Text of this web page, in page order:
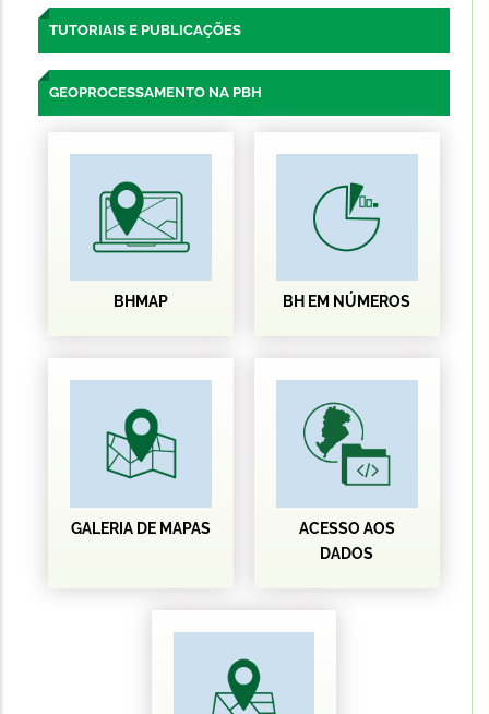
TUTORIAIS E PUBLICAÇÕES
GEOPROCESSAMENTO NA PBH
BHMAP BH EM NÚMEROS
GALERIA DE MAPAS
ACESSO AOS
DADOS